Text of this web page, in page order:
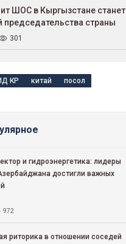
ШОС в Кыргызстане станет
председательства страны
301
КР китай посол
и гидроэнергетика: лидеры
достигли важных
972
риторика в отношении соседей